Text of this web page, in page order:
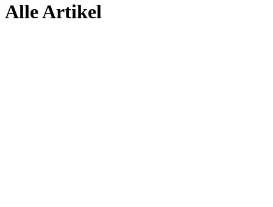
Alle Artikel